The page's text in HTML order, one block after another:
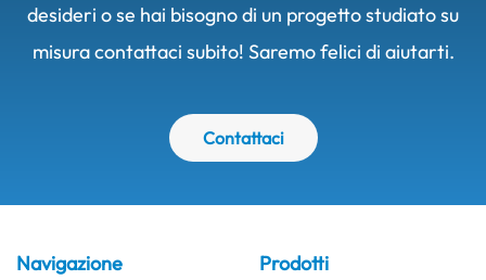
desideri o se hai bisogno di un progetto studiato su
misura contattaci subito! Saremo felici di aiutarti.
Contattaci
Navigazione Prodotti